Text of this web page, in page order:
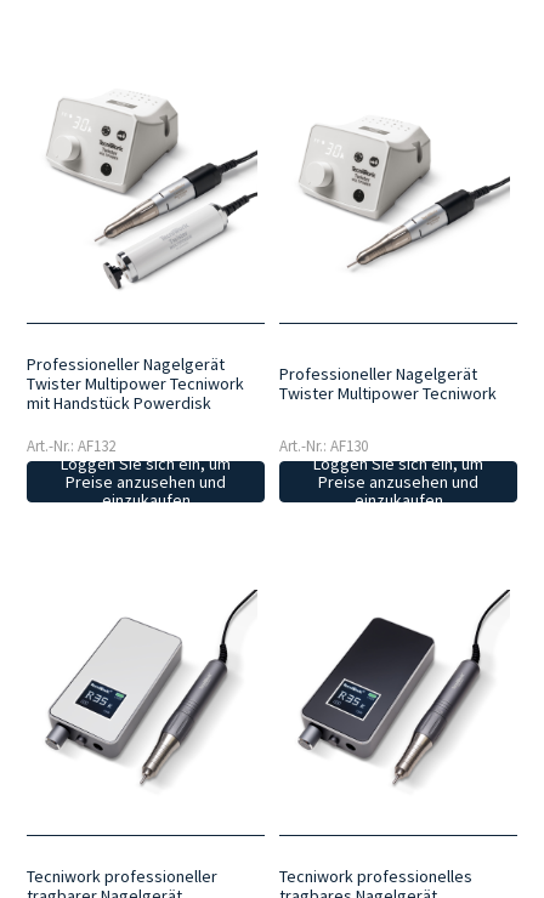
Professioneller Nagelgerät
Twister Multipower Tecniwork
mit Handstück Powerdisk
Art.-Nr.: AF132
Loggen Sie sich ein, um
Preise anzusehen und
einzukaufen
Professioneller Nagelgerät
Twister Multipower Tecniwork
Art.-Nr.: AF130
Loggen Sie sich ein, um
Preise anzusehen und
einzukaufen
Tecniwork professioneller
Tecniwork professionelles